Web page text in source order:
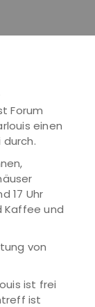
Forum
einen
17 Uhr
Kaffee und
von
ist frei
ist